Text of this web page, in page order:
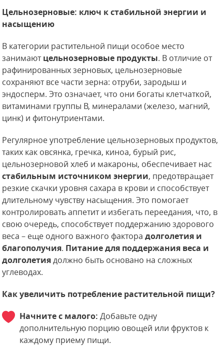
Цельнозерновые: ключ к стабильной энергии и
насыщению
В категории растительной пищи особое место
занимаютцельнозерновые продукты. В отличие от
рафинированных зерновых, цельнозерновые
сохраняют все части зерна: отруби, зародыш и
эндосперм. Это означает, что они богаты клетчаткой,
витаминами группы B, минералами (железо, магний,
цинк) и фитонутриентами.
Регулярное употребление цельнозерновых продуктов,
таких как овсянка, гречка, киноа, бурый рис,
цельнозерновой хлеб и макароны, обеспечивает нас
стабильным источником энергии, предотвращает
резкие скачки уровня сахара в крови и способствует
длительному чувству насыщения. Это помогает
контролировать аппетит и избегать переедания, что, в
свою очередь, способствует поддержанию здорового
веса – еще одного важного факторадолголетия и
благополучия. Питание для поддержания веса и
долголетиядолжно быть основано на сложных
углеводах.
Как увеличить потребление растительной пищи?
Начните с малого: Добавьте одну
дополнительную порцию овощей или фруктов к
каждому приему пищи.